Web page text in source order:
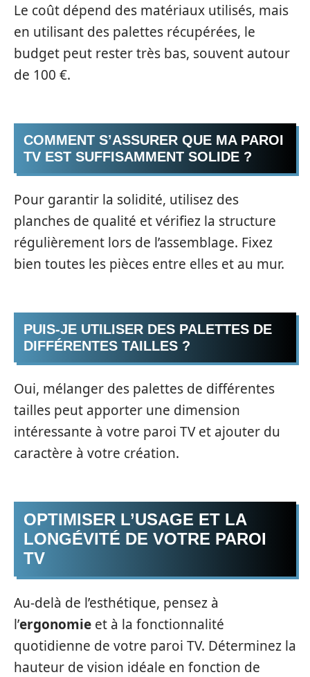
Le coût dépend des matériaux utilisés, mais
en utilisant des palettes récupérées, le
budget peut rester très bas, souvent autour
de 100 €.
COMMENT S’ASSURER QUE MA PAROI
TV EST SUFFISAMMENT SOLIDE ?
Pour garantir la solidité, utilisez des
planches de qualité et vérifiez la structure
régulièrement lors de l’assemblage. Fixez
bien toutes les pièces entre elles et au mur.
PUIS-JE UTILISER DES PALETTES DE
DIFFÉRENTES TAILLES ?
Oui, mélanger des palettes de différentes
tailles peut apporter une dimension
intéressante à votre paroi TV et ajouter du
caractère à votre création.
OPTIMISER L’USAGE ET LA
LONGÉVITÉ DE VOTRE PAROI
TV
Au-delà de l’esthétique, pensez à
l’ergonomie et à la fonctionnalité
quotidienne de votre paroi TV. Déterminez la
hauteur de vision idéale en fonction de